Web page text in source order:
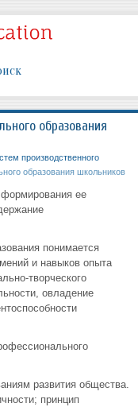
образования
производственного
образования школьников
ее
понимается
и навыков опыта
творческого
овладение
развития общества.
принцип